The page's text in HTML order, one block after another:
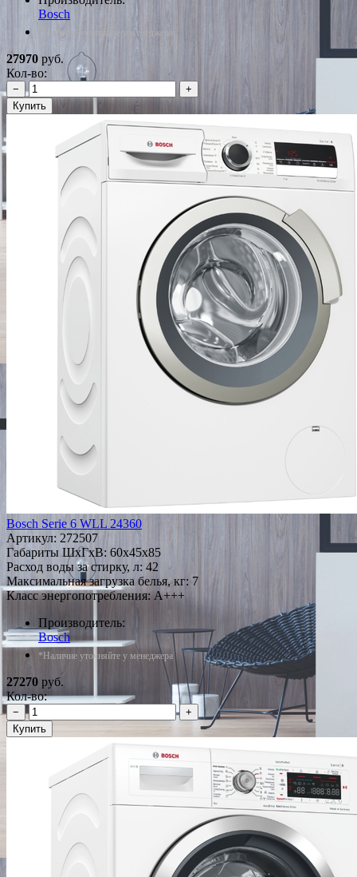
Bosch
*Наличие уточняйте у менеджера
27970 руб.
Кол-во:
−
+
Купить
Bosch Serie 6 WLL 24360
Артикул: 272507
Габариты ШxГxВ: 60x45x85
Расход воды за стирку, л: 42
Максимальная загрузка белья, кг: 7
Класс энергопотребления: A+++
Производитель:
Bosch
*Наличие уточняйте у менеджера
27270 руб.
Кол-во:
−
+
Купить